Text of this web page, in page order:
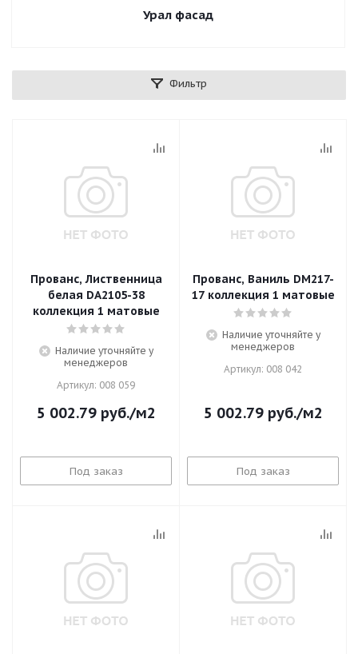
Урал фасад
Фильтр
Прованс, Лиственница
белая DA2105-38
коллекция 1 матовые
Наличие уточняйте у
менеджеров
Артикул: 008 059
5 002.79руб./м2
Под заказ
Прованс, Ваниль DM217-
17 коллекция 1 матовые
Наличие уточняйте у
менеджеров
Артикул: 008 042
5 002.79руб./м2
Под заказ